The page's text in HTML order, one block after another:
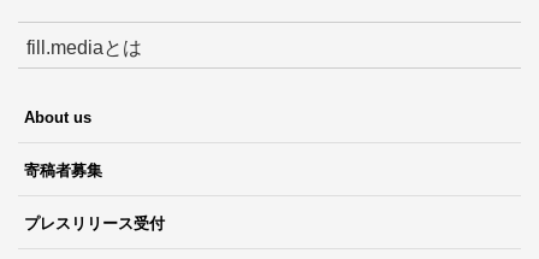
fill.mediaとは
About us
寄稿者募集
プレスリリース受付